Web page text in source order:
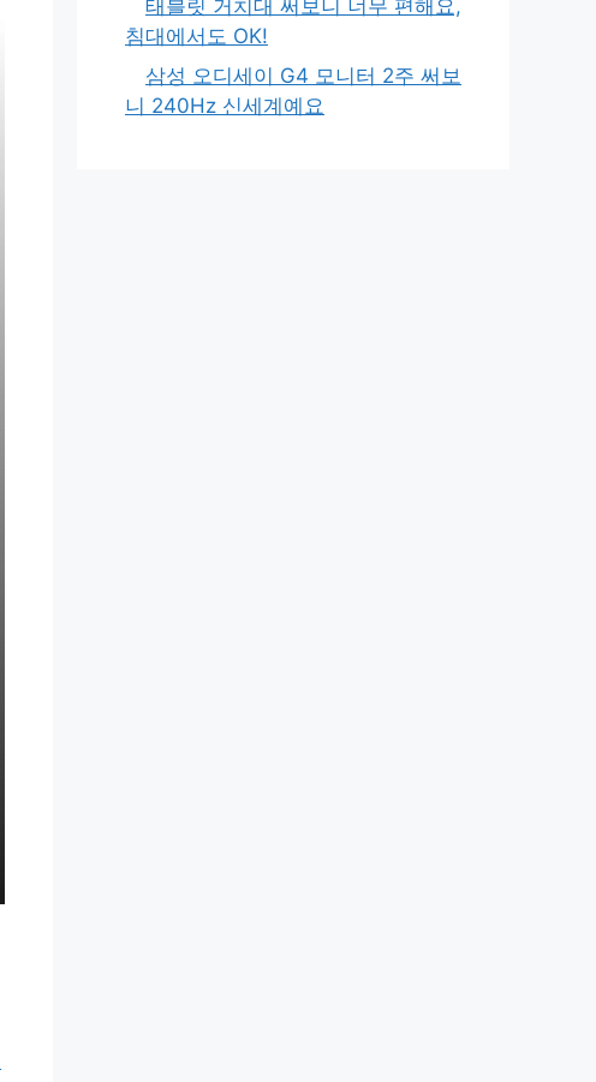
태블릿 거치대 써보니 너무 편해요,
침대에서도 OK!
삼성 오디세이 G4 모니터 2주 써보
니 240Hz 신세계예요